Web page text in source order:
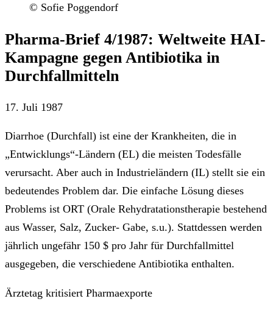
© Sofie Poggendorf
Pharma-Brief 4/1987: Weltweite HAI-
Kampagne gegen Antibiotika in
Durchfallmitteln
17. Juli 1987
Diarrhoe (Durchfall) ist eine der Krankheiten, die in
„Entwicklungs“-Ländern (EL) die meisten Todesfälle
verursacht. Aber auch in Industrieländern (IL) stellt sie ein
bedeutendes Problem dar. Die einfache Lösung dieses
Problems ist ORT (Orale Rehydratationstherapie bestehend
aus Wasser, Salz, Zucker- Gabe, s.u.). Stattdessen werden
jährlich ungefähr 150 $ pro Jahr für Durchfallmittel
ausgegeben, die verschiedene Antibiotika enthalten.
Ärztetag kritisiert Pharmaexporte